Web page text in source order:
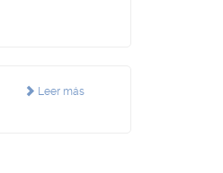
Leer más